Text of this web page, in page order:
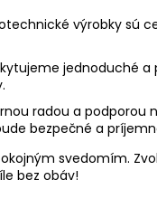
výrobky sú
jednoduché a
radou a podporou
bezpečné a
svedomím.
bez obáv!